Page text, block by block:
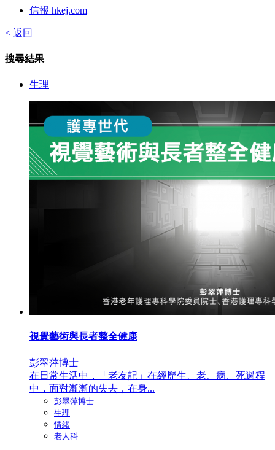
信報 hkej.com
< 返回
搜尋結果
生理
視覺藝術與長者整全健康
彭翠萍博士
在日常生活中，「老友記」在經歷生、老、病、死過程
中，面對漸漸的失去，在身...
彭翠萍博士
生理
情緒
老人科